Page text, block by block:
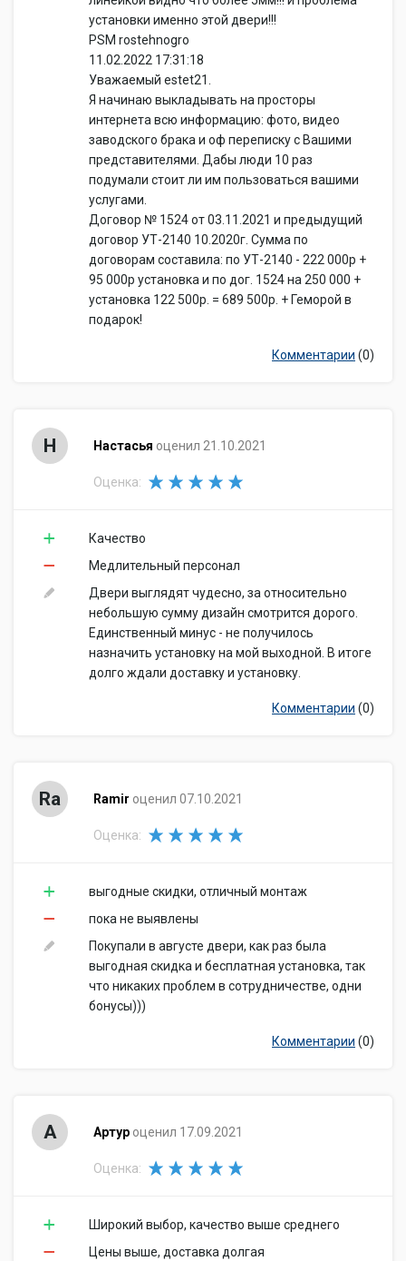
установки именно этой двери!!!
PSM rostehnogro
11.02.2022 17:31:18
Уважаемый estet21.
Я начинаю выкладывать на просторы
интернета всю информацию: фото, видео
заводского брака и оф переписку с Вашими
представителями. Дабы люди 10 раз
подумали стоит ли им пользоваться вашими
услугами.
Договор № 1524 от 03.11.2021 и предыдущий
договор УТ-2140 10.2020г. Сумма по
договорам составила: по УТ-2140 - 222 000р +
95 000р установка и по дог. 1524 на 250 000 +
установка 122 500р. = 689 500р. + Геморой в
подарок!
Комментарии (0)
Н Настасья оценил 21.10.2021
Оценка:
Качество
Медлительный персонал
Двери выглядят чудесно, за относительно
небольшую сумму дизайн смотрится дорого.
Единственный минус - не получилось
назначить установку на мой выходной. В итоге
долго ждали доставку и установку.
Комментарии (0)
Ra Ramir оценил 07.10.2021
Оценка:
выгодные скидки, отличный монтаж
пока не выявлены
Покупали в августе двери, как раз была
выгодная скидка и бесплатная установка, так
что никаких проблем в сотрудничестве, одни
бонусы)))
Комментарии (0)
А Артур оценил 17.09.2021
Оценка:
Широкий выбор, качество выше среднего
Цены выше, доставка долгая